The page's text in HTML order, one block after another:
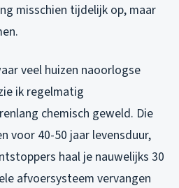
misschien tijdelijk op, maar
veel huizen naoorlogse
ik regelmatig
chemisch geweld. Die
voor 40-50 jaar levensduur,
haal je nauwelijks 30
afvoersysteem vervangen